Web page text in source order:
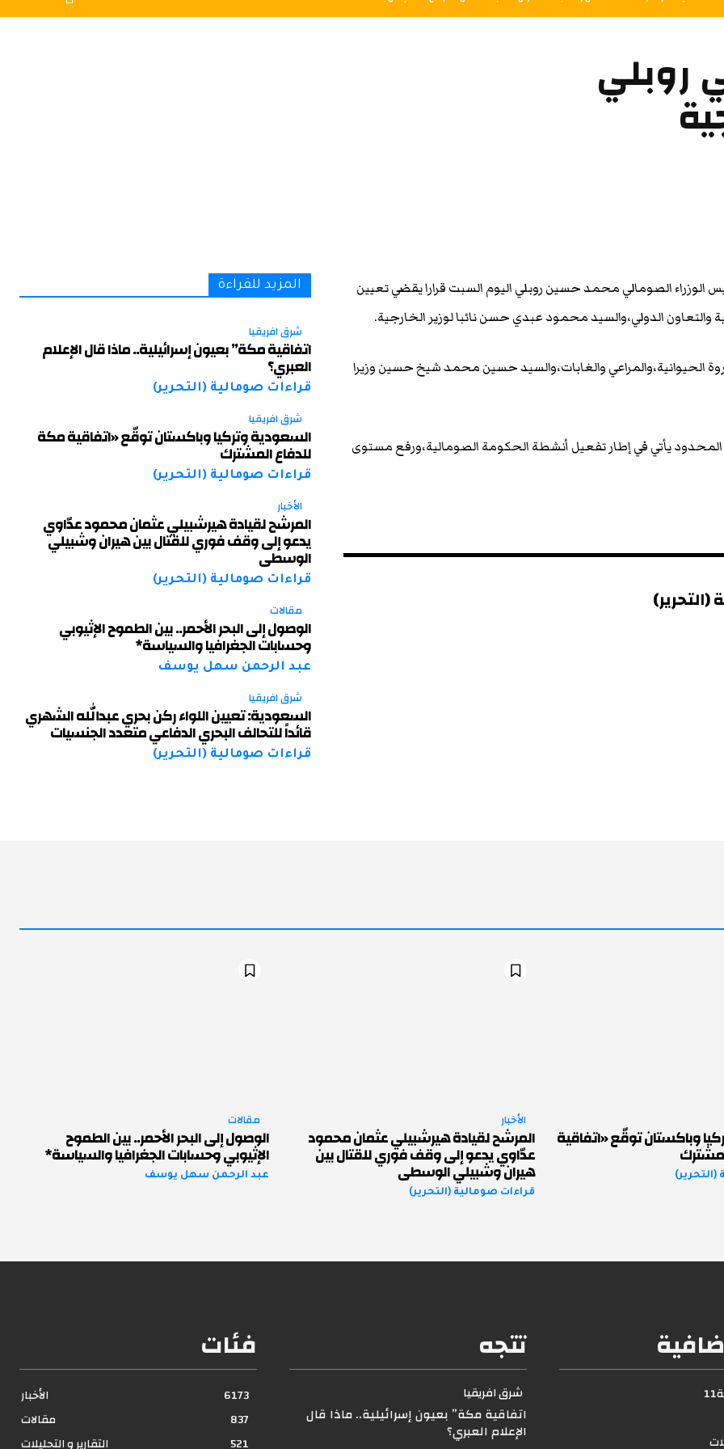
روبلي
المزيد للقراءة
شرق افريقيا
اتفاقية مكة” بعيون إسرائيلية.. ماذا قال الإعلام
العبري؟
قراءات صومالية (التحرير)
شرق افريقيا
السعودية وتركيا وباكستان توقّع «اتفاقية مكة
للدفاع المشترك
قراءات صومالية (التحرير)
الأخبار
المرشح لقيادة هيرشبيلي عثمان محمود عدّاوي
يدعو إلى وقف فوري للقتال بين هيران وشبيلي
الوسطى
قراءات صومالية (التحرير)
مقالات
الوصول إلى البحر الأحمر.. بين الطموح الإثيوبي
وحسابات الجغرافيا والسياسة*
عبد الرحمن سهل يوسف
شرق افريقيا
السعودية: تعيين اللواء ركن بحري عبدالله الشهري
قائداً للتحالف البحري الدفاعي متعدد الجنسيات
قراءات صومالية (التحرير)
الوزراء الصومالي محمد حسين روبلي اليوم السبت قرارا يقضي تعيين
والتعاون الدولي،والسيد محمود عبدي حسن نائبا لوزير الخارجية.
الحيوانية،والمراعي والغابات،والسيد حسين محمد شيخ حسين وزيرا
المحدود يأتي في إطار تفعيل أنشطة الحكومة الصومالية،ورفع مستوى
وباكستان توقّع «اتفاقية
الأخبار
المرشح لقيادة هيرشبيلي عثمان محمود
عدّاوي يدعو إلى وقف فوري للقتال بين
هيران وشبيلي الوسطى
قراءات صومالية (التحرير)
مقالات
الوصول إلى البحر الأحمر.. بين الطموح
الإثيوبي وحسابات الجغرافيا والسياسة*
عبد الرحمن سهل يوسف
فئات
الأخبار
6173
مقالات
837
التقارير و التحليلات
521
تتجه
شرق افريقيا
اتفاقية مكة” بعيون إسرائيلية.. ماذا قال
الإعلام العبري؟